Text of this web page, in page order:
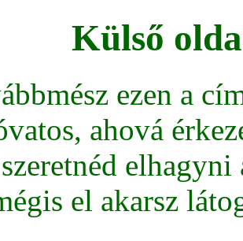
Külső
ezen a
ahová
el akarsz